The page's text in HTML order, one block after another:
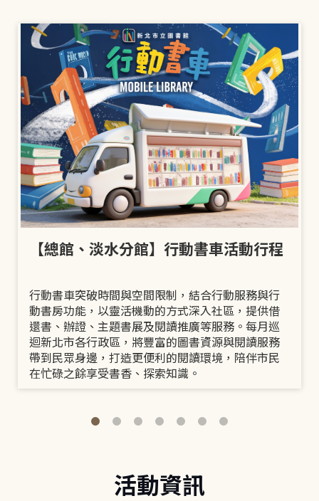
【總館、淡水分館】行動書車活動行程
行動書車突破時間與空間限制，結合行動服務與行
動書房功能，以靈活機動的方式深入社區，提供借
還書、辦證、主題書展及閱讀推廣等服務。每月巡
迴新北市各行政區，將豐富的圖書資源與閱讀服務
帶到民眾身邊，打造更便利的閱讀環境，陪伴市民
在忙碌之餘享受書香、探索知識。
活動資訊